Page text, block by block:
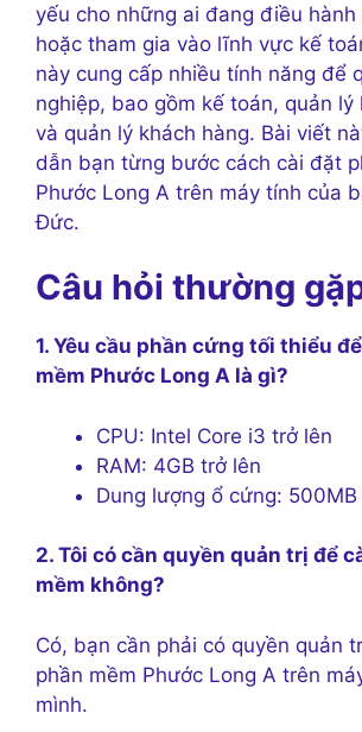
yếu cho những ai đang điều
hoặc tham gia vào lĩnh vực kế
này cung cấp nhiều tính năng để
nghiệp, bao gồm kế toán, quản lý
và quản lý khách hàng. Bài viết
dẫn bạn từng bước cách cài đặt
Phước Long A trên máy tính của
Đức.
Câu hỏi thường
1. Yêu cầu phần cứng tối thiểu
mềm Phước Long A là gì?
CPU: Intel Core i3 trở lên
RAM: 4GB trở lên
Dung lượng ổ cứng:
2. Tôi có cần quyền quản trị để
mềm không?
Có, bạn cần phải có quyền quản
phần mềm Phước Long A trên
mình.